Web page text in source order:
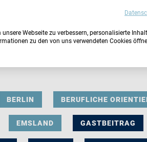
BERLIN BERUFLICHE
EMSLAND GASTBEITRAG
Webseite zu verbessern, personalisierte
zu den von uns verwendeten Cookies